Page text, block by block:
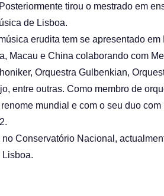
tirou o mestrado em
de Lisboa.
erudita tem se apresentado
Macau e China colaborando com
Orquestra Gulbenkian,
entre outras. Como membro de
mundial e com o seu duo
no Conservatório Nacional,
Lisboa.